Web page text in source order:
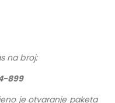
na broj:
899
je otvaranje paketa